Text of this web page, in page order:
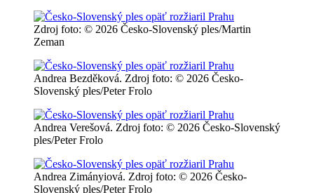
Zdroj foto: © 2026 Česko-Slovenský ples/Martin
Zeman
Andrea Bezděková. Zdroj foto: © 2026 Česko-
Slovenský ples/Peter Frolo
Andrea Verešová. Zdroj foto: © 2026 Česko-Slovenský
ples/Peter Frolo
Andrea Zimányiová. Zdroj foto: © 2026 Česko-
Slovenský ples/Peter Frolo